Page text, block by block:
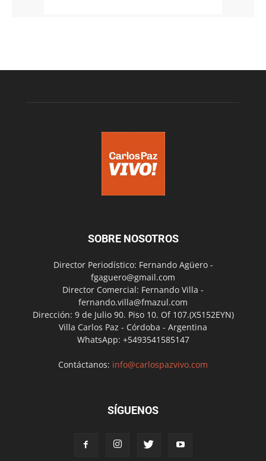
SOBRE NOSOTROS
Director Periodístico: Fernando Agüero -
fgaguero@gmail.com
Director Comercial: Fernando Villa -
fernando.villa@fmazul.com
Dirección: 9 de Julio 90. Piso 10. Of 107.(X5152EYN)
Villa Carlos Paz - Córdoba - Argentina
WhatsApp: +5493541585147
Contáctanos: info@carlospazvivo.com
SÍGUENOS